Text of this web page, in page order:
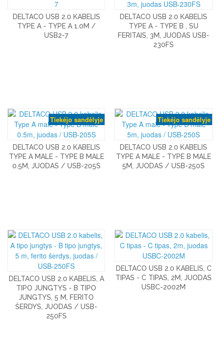
DELTACO USB 2.0 KABELIS
TYPE A - TYPE A 1.0M /
USB2-7
DELTACO USB 2.0 KABELIS
TYPE A - TYPE B , SU
FERITAIS, 3M, JUODAS USB-
230FS
Tiekėjo sandėlyje
DELTACO USB 2.0 KABELIS
TYPE A MALE - TYPE B MALE
0.5M, JUODAS / USB-205S
Tiekėjo sandėlyje
DELTACO USB 2.0 KABELIS
TYPE A MALE - TYPE B MALE
5M, JUODAS / USB-250S
DELTACO USB 2.0 KABELIS, A
TIPO JUNGTYS - B TIPO
JUNGTYS, 5 M, FERITO
ŠERDYS, JUODAS / USB-
250FS
DELTACO USB 2.0 KABELIS, C
TIPAS - C TIPAS, 2M, JUODAS
USBC-2002M